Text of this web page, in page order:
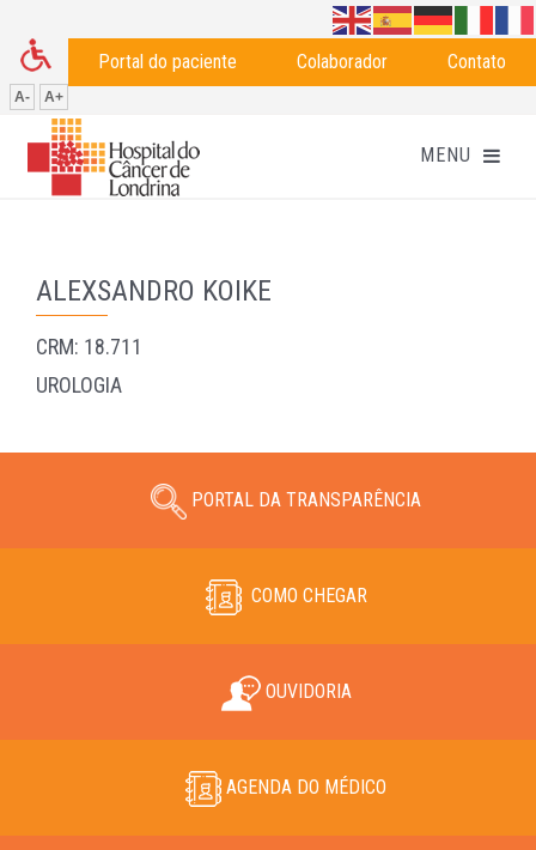
Portal do paciente Colaborador Contato
A- A+
ALEXSANDRO KOIKE
CRM: 18.711
UROLOGIA
PORTAL DA TRANSPARÊNCIA
COMO CHEGAR
OUVIDORIA
AGENDA DO MÉDICO